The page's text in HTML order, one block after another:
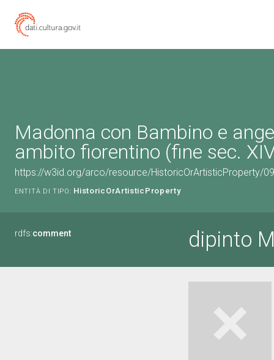
Madonna con Bambino e
ambito fiorentino (fine sec.
https://w3id.org/arco/resource/HistoricOrArtisticProperty/
ENTITÀ DI TIPO: HistoricOrArtisticProperty
rdfs:comment dipinto